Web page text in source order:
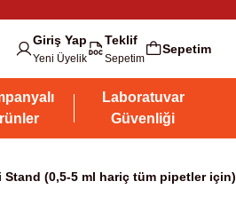
Giriş Yap
Yeni Üyelik
Teklif
Sepetim
Sepetim
Laboratuvar
Güvenliği
Stand (0,5-5 ml hariç tüm pipetler için)